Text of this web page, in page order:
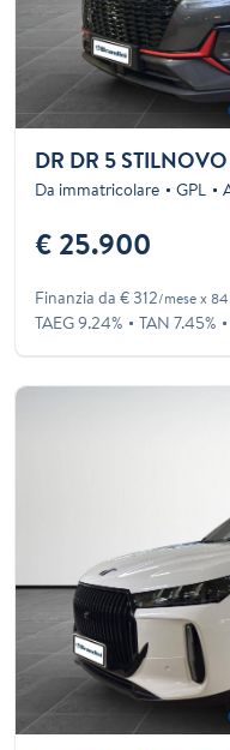
DR DR 5
Da immatricolare GPL
€ 25.900
Finanzia da € 312/mese x
TAEG 9.24% TAN 7.45%